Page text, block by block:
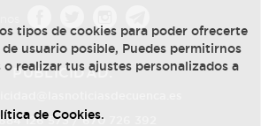
PUBLICIDAD:
126 573/670 726 392
tipos de cookies para poder ofrecerte
usuario posible, Puedes permitirnos
o realizar tus ajustes personalizados a
de Cookies.